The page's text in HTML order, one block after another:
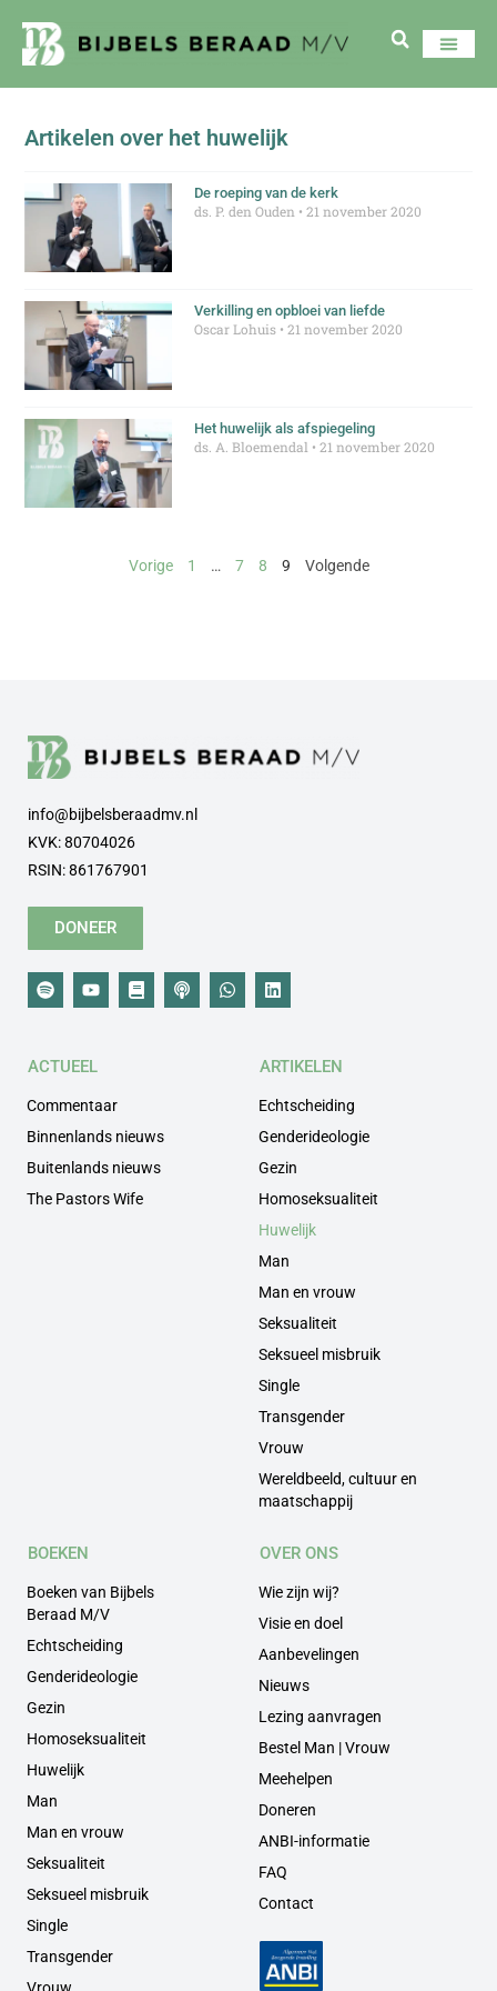
Artikelen over het huwelijk
De roeping van de kerk
ds. P. den Ouden 21 november 2020
Verkilling en opbloei van liefde
Oscar Lohuis 21 november 2020
Het huwelijk als afspiegeling
ds. A. Bloemendal 21 november 2020
Vorige 1 … 7 8 9 Volgende
info@bijbelsberaadmv.nl
KVK: 80704026
RSIN: 861767901
DONEER
ACTUEEL
Commentaar
Binnenlands nieuws
Buitenlands nieuws
The Pastors Wife
ARTIKELEN
Echtscheiding
Genderideologie
Gezin
Homoseksualiteit
Huwelijk
Man
Man en vrouw
Seksualiteit
Seksueel misbruik
Single
Transgender
Vrouw
Wereldbeeld, cultuur en
maatschappij
BOEKEN
Boeken van Bijbels
Beraad M/V
Echtscheiding
Genderideologie
Gezin
Homoseksualiteit
Huwelijk
Man
Man en vrouw
Seksualiteit
Seksueel misbruik
Single
Transgender
OVER ONS
Wie zijn wij?
Visie en doel
Aanbevelingen
Nieuws
Lezing aanvragen
Bestel Man | Vrouw
Meehelpen
Doneren
ANBI-informatie
FAQ
Contact